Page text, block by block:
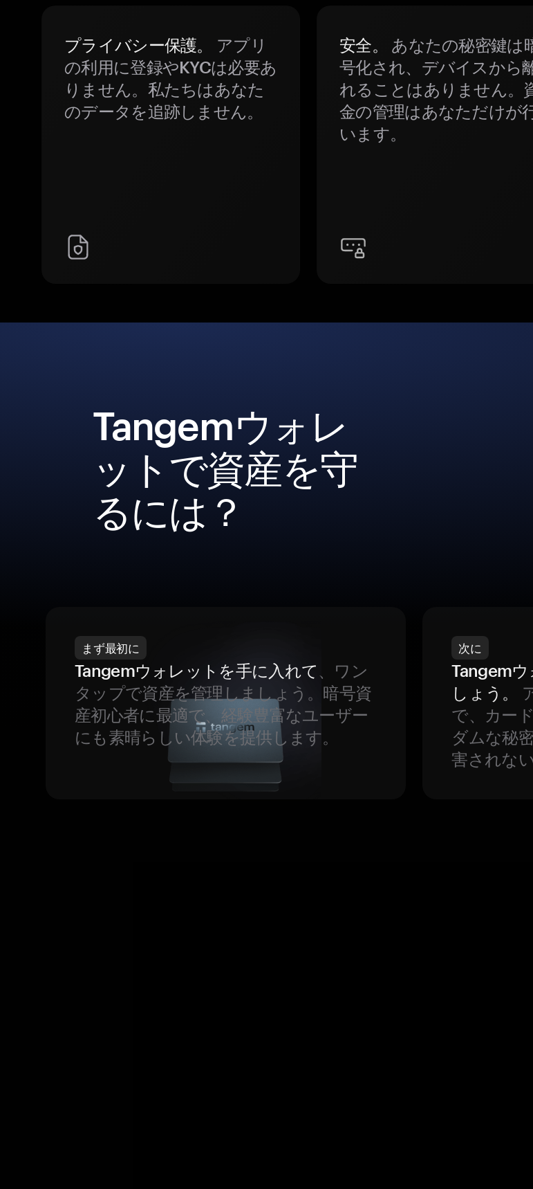
プライバシー保護。
アプリ
の利用に登録やKYCは必要あ
りません。私たちはあなた
のデータを追跡しません。
安全。
あなたの秘密鍵は
号化され、デバイスから
れることはありません。
金の管理はあなただけが
います。
Tangemウォレ
ットで資産を守
るには？
まず最初に
Tangemウォレットを手に入れて、ワン
タップで資産を管理しましょう。暗号資
産初心者に最適で、経験豊富なユーザー
にも素晴らしい体験を提供します。
次に
Tangem
しょう。
で、カー
ダムな秘
害されな